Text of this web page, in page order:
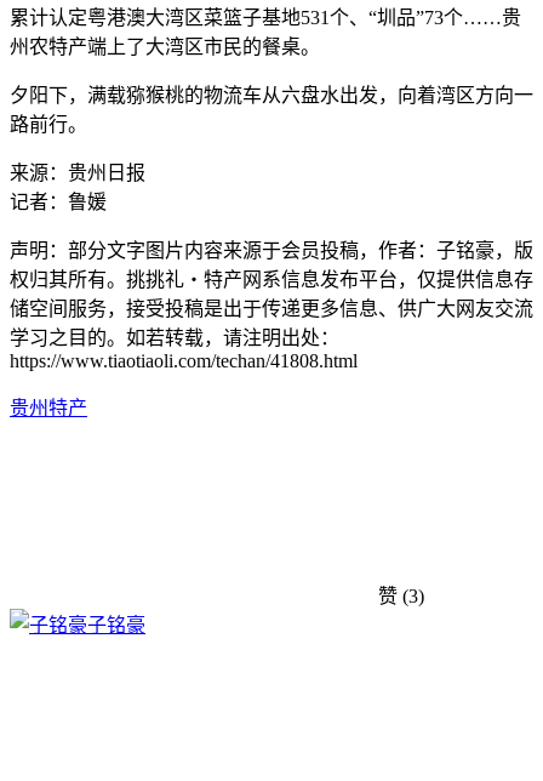
累计认定粤港澳大湾区菜篮子基地531个、“圳品”73个……贵
州农特产端上了大湾区市民的餐桌。
夕阳下，满载猕猴桃的物流车从六盘水出发，向着湾区方向一
路前行。
来源：贵州日报
记者：鲁媛
声明：部分文字图片内容来源于会员投稿，作者：子铭豪，版
权归其所有。挑挑礼・特产网系信息发布平台，仅提供信息存
储空间服务，接受投稿是出于传递更多信息、供广大网友交流
学习之目的。如若转载，请注明出处：
https://www.tiaotiaoli.com/techan/41808.html
贵州特产
赞 (3)
子铭豪